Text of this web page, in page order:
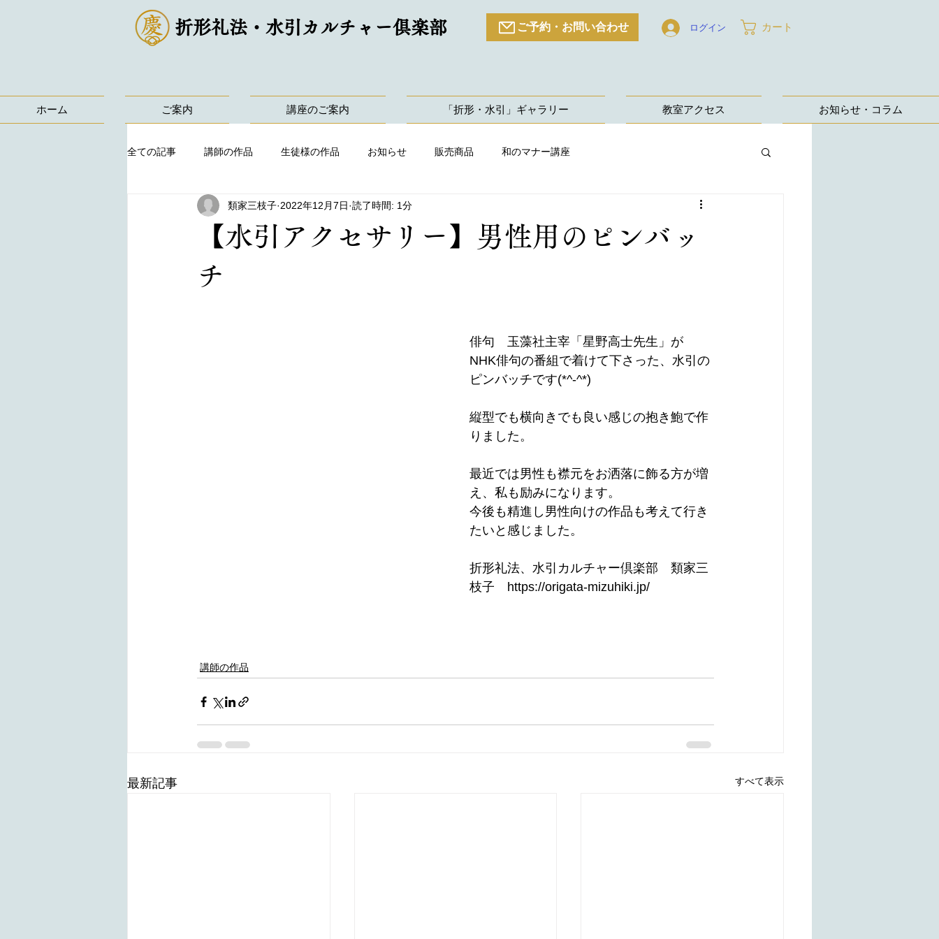
折形礼法・水引カルチャー倶楽部 ご予約・お問い合わせ ログイン カート
ホーム ご案内 講座のご案内 「折形・水引」ギャラリー 教室アクセス お知らせ・コラム
全ての記事 講師の作品 生徒様の作品 お知らせ 販売商品 和のマナー講座
【水引アクセサリー】男性用のピンバッ
チ
類家三枝子 2022年12月7日 読了時間: 1分
俳句　玉藻社主宰「星野高士先生」が
NHK俳句の番組で着けて下さった、水引の
ピンバッチです(*^-^*)
縦型でも横向きでも良い感じの抱き鮑で作
りました。
最近では男性も襟元をお洒落に飾る方が増
え、私も励みになります。
今後も精進し男性向けの作品も考えて行き
たいと感じました。
折形礼法、水引カルチャー倶楽部　類家三
枝子　https://origata-mizuhiki.jp/
講師の作品
最新記事 すべて表示